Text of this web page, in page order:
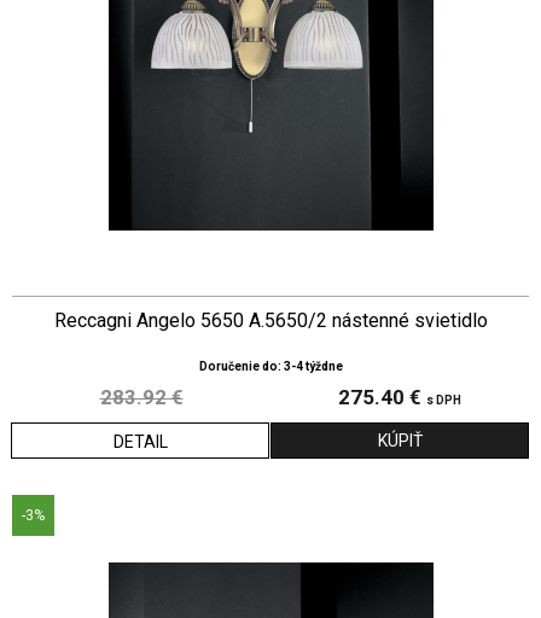
Reccagni Angelo 5650 A.5650/2 nástenné svietidlo
Doručenie do: 3-4 týždne
283.92 € 275.40 € s DPH
DETAIL
-3%